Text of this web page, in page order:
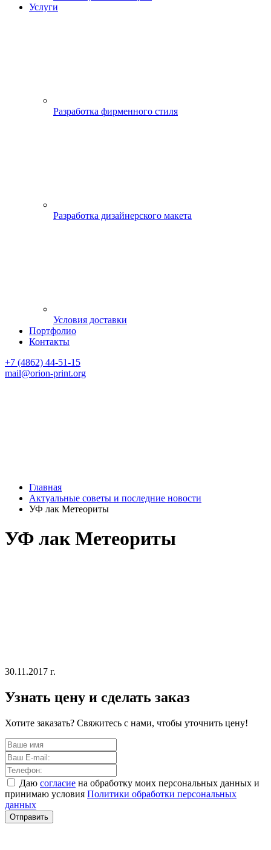
Услуги
Разработка фирменного стиля
Разработка дизайнерского макета
Условия доставки
Портфолио
Контакты
+7 (4862) 44-51-15
mail@orion-print.org
Главная
Актуальные советы и последние новости
УФ лак Метеориты
УФ лак Метеориты
30.11.2017 г.
Узнать цену и сделать заказ
Хотите заказать? Свяжитесь с нами, чтобы уточнить цену!
Даю согласие на обработку моих персональных данных и
принимаю условия Политики обработки персональных
данных
Отправить